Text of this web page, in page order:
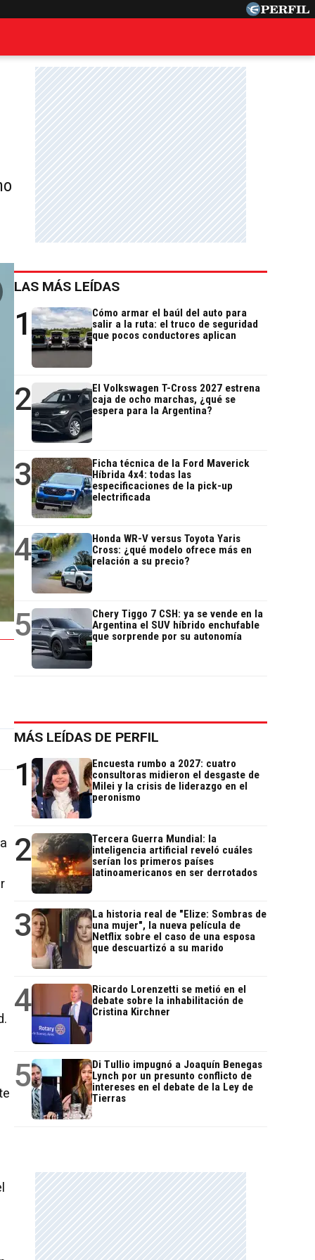
LAS MÁS LEÍDAS
1
Cómo armar el baúl del auto para
salir a la ruta: el truco de seguridad
que pocos conductores aplican
2
El Volkswagen T-Cross 2027 estrena
caja de ocho marchas, ¿qué se
espera para la Argentina?
3
Ficha técnica de la Ford Maverick
Híbrida 4x4: todas las
especificaciones de la pick-up
electrificada
4
Honda WR-V versus Toyota Yaris
Cross: ¿qué modelo ofrece más en
relación a su precio?
5
Chery Tiggo 7 CSH: ya se vende en la
Argentina el SUV híbrido enchufable
que sorprende por su autonomía
MÁS LEÍDAS DE PERFIL
1
Encuesta rumbo a 2027: cuatro
consultoras midieron el desgaste de
Milei y la crisis de liderazgo en el
peronismo
2
Tercera Guerra Mundial: la
inteligencia artificial reveló cuáles
serían los primeros países
latinoamericanos en ser derrotados
3
La historia real de "Elize: Sombras de
una mujer", la nueva película de
Netflix sobre el caso de una esposa
que descuartizó a su marido
4
Ricardo Lorenzetti se metió en el
debate sobre la inhabilitación de
Cristina Kirchner
5
Di Tullio impugnó a Joaquín Benegas
Lynch por un presunto conflicto de
intereses en el debate de la Ley de
Tierras